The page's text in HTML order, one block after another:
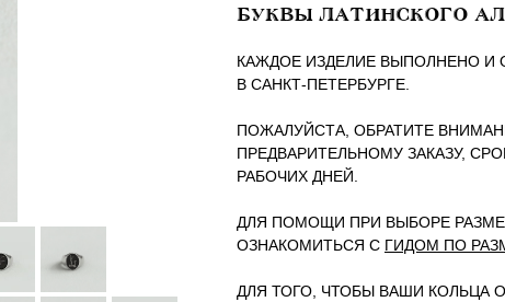
БУКВЫ ЛАТИНСКОГО
КАЖДОЕ ИЗДЕЛИЕ ВЫПОЛНЕНО И
В САНКТ-ПЕТЕРБУРГЕ.
ПОЖАЛУЙСТА, ОБРАТИТЕ
ПРЕДВАРИТЕЛЬНОМУ ЗАКАЗУ,
РАБОЧИХ ДНЕЙ.
ДЛЯ ПОМОЩИ ПРИ ВЫБОРЕ
ОЗНАКОМИТЬСЯ С ГИДОМ ПО
ДЛЯ ТОГО, ЧТОБЫ ВАШИ КОЛЬЦА